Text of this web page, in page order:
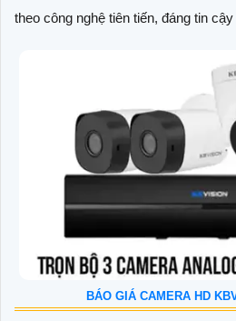
theo công nghệ tiên tiến, đáng tin
BÁO GIÁ CAMERA HD